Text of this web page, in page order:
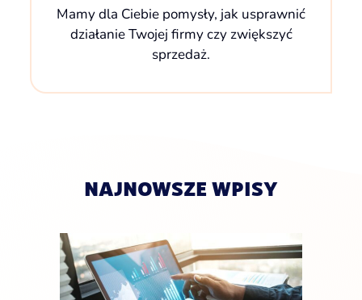
Mamy dla Ciebie pomysły, jak usprawnić
działanie Twojej firmy czy zwiększyć
sprzedaż.
NAJNOWSZE WPISY